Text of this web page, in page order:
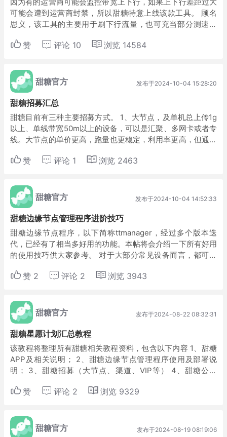
可能会遭到运营商封禁，所以甜糖特意上线该款工具。 顾名
思义，该工具的主要用于刷下行流量，也可充当部分测速功
寿命； 2、可以指定网卡、线程数、资源地...
赞 评论 10 浏览 14584
甜糖官方 发布于2024-10-04 15:28:20
甜糖招募汇总
甜糖目前有三种主要招募方式。 1、大节点，及单机总上传1g
以上、单线带宽50m以上的设备，可以是汇聚、多网卡或者专
线。大节点的单价更高，跑量也更稳定，利用率更高，但通常
接入自有的账号系统，自行管理收...
赞 评论 1 浏览 2463
甜糖官方 发布于2024-10-04 14:52:33
甜糖边缘节点管理程序进阶技巧
甜糖边缘节点程序，以下简称ttmanager，经过多个版本迭
代，已经有了相当多好用的功能。本帖将会介绍一下所有好用
的使用技巧供大家参考。 对于大部分常见设备而言，都可以
n后再使用该快速部署： ht...
赞 2 评论 2 浏览 3943
甜糖官方 发布于2024-08-22 08:32:31
甜糖星愿计划汇总教程
该教程将整理所有甜糖相关教程资料，包含以下内容 1、甜糖
APP及相关说明； 2、甜糖边缘节点管理程序使用及部署说
明； 3、甜糖招募（大节点、渠道、VIP等） 4、甜糖公众
糖app用于绑定设备，同时...
赞 评论 2 浏览 9329
甜糖官方 发布于2024-08-19 08:19:06